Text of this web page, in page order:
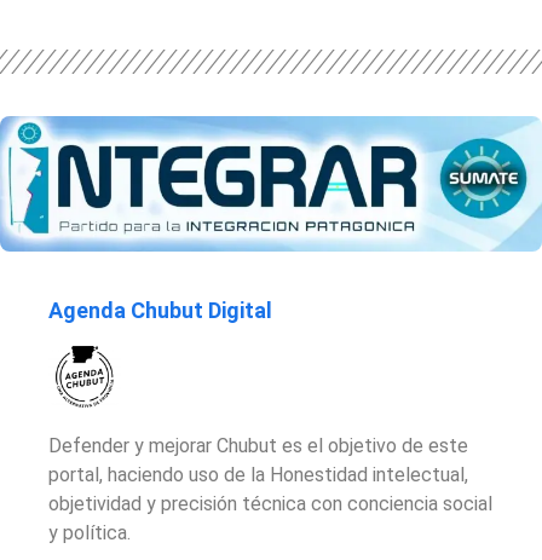
Agenda Chubut Digital
Defender y mejorar Chubut es el objetivo de este
portal, haciendo uso de la Honestidad intelectual,
objetividad y precisión técnica con conciencia social
y política.